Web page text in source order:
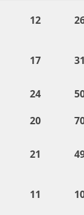
12
17
24
20
21
11